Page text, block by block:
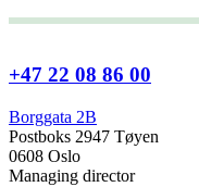
+47 22 08 86 00
Borggata 2B
Postboks 2947 Tøyen
0608 Oslo
Managing director